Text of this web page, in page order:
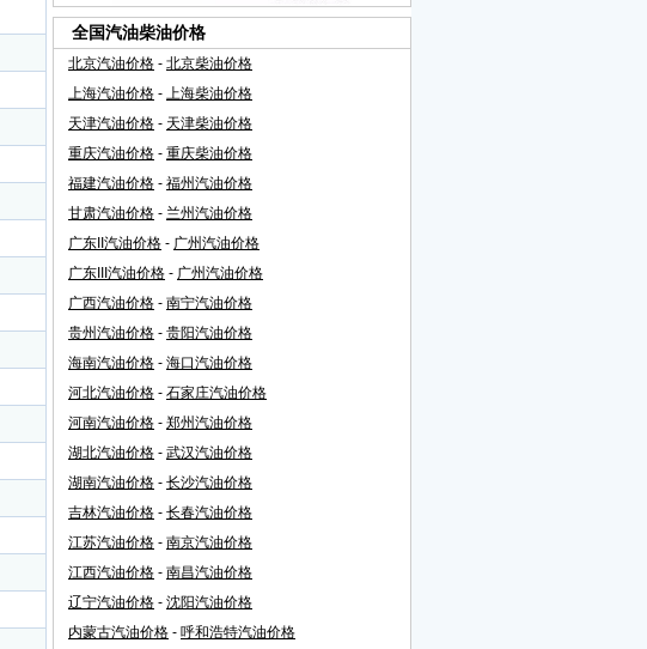
全国汽油柴油价格
北京汽油价格 - 北京柴油价格
上海汽油价格 - 上海柴油价格
天津汽油价格 - 天津柴油价格
重庆汽油价格 - 重庆柴油价格
福建汽油价格 - 福州汽油价格
甘肃汽油价格 - 兰州汽油价格
广东II汽油价格 - 广州汽油价格
广东III汽油价格 - 广州汽油价格
广西汽油价格 - 南宁汽油价格
贵州汽油价格 - 贵阳汽油价格
海南汽油价格 - 海口汽油价格
河北汽油价格 - 石家庄汽油价格
河南汽油价格 - 郑州汽油价格
湖北汽油价格 - 武汉汽油价格
湖南汽油价格 - 长沙汽油价格
吉林汽油价格 - 长春汽油价格
江苏汽油价格 - 南京汽油价格
江西汽油价格 - 南昌汽油价格
辽宁汽油价格 - 沈阳汽油价格
内蒙古汽油价格 - 呼和浩特汽油价格